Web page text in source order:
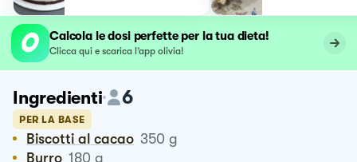
Calcola le dosi perfette per la tua dieta!
Clicca qui e scarica l’app olivia!
Ingredienti 6
PER LA BASE
Biscotti al cacao 350 g
Burro 180 g